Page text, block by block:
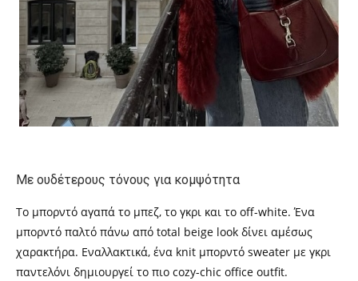
Με ουδέτερους τόνους για κομψότητα
Το μπορντό αγαπά το μπεζ, το γκρι και το off-white. Ένα
μπορντό παλτό πάνω από total beige look δίνει αμέσως
χαρακτήρα. Εναλλακτικά, ένα knit μπορντό sweater με γκρι
παντελόνι δημιουργεί το πιο cozy-chic office outfit.